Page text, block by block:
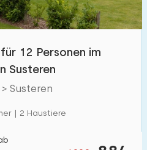
12 Personen im
Susteren
Susteren
| 2 Haustiere